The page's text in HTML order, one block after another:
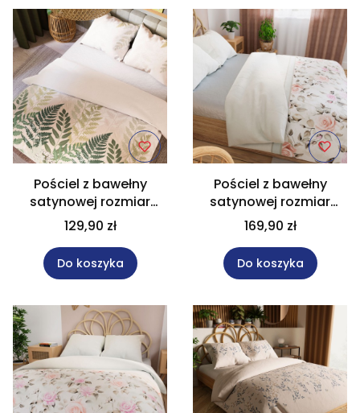
Pościel z bawełny
satynowej rozmiar
160x200 cm FERNA
129,90 zł
Do koszyka
Pościel z bawełny
satynowej rozmiar
220x200 cm ROSALINA
169,90 zł
Do koszyka